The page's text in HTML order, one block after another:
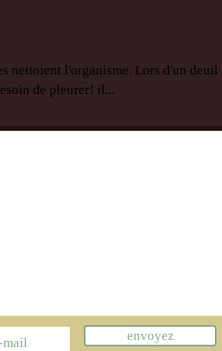
nettoient l'organisme. Lors d'un deuil
de pleurer! il...
envoyez